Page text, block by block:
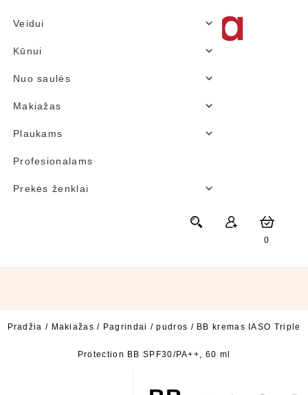
Veidui
Kūnui
Nuo saulės
Makiažas
Plaukams
Profesionalams
Prekės ženklai
0
Pradžia / Makiažas / Pagrindai / pudros / BB kremas IASO Triple
Protection BB SPF30/PA++, 60 ml